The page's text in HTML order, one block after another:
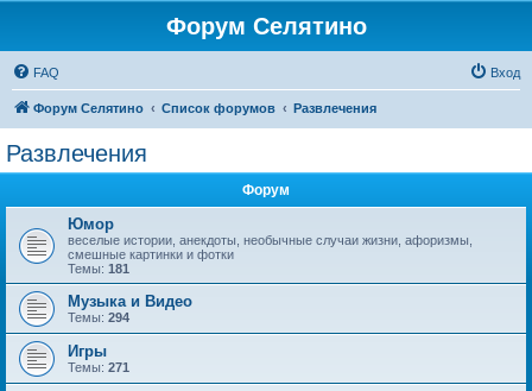
Форум Селятино
FAQ Вход
Форум Селятино Список форумов Развлечения
Развлечения
Форум
Юмор
веселые истории, анекдоты, необычные случаи жизни, афоризмы,
смешные картинки и фотки
Темы: 181
Музыка и Видео
Темы: 294
Игры
Темы: 271